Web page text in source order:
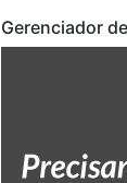
Gerenciador